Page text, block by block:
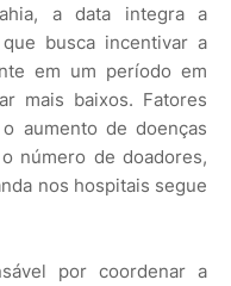
a data integra a
busca incentivar a
em um período em
mais baixos. Fatores
aumento de doenças
número de doadores,
nos hospitais segue
por coordenar a